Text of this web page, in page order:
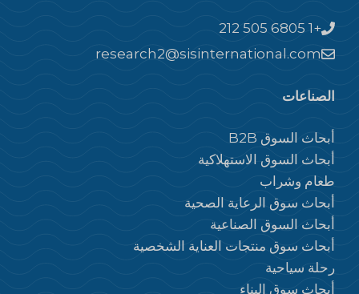
+1 212 505 6805
research2@sisinternational.com
الصناعات
أبحاث السوق B2B
أبحاث السوق الاستهلاكية
طعام وشراب
أبحاث سوق الرعاية الصحية
أبحاث السوق الصناعية
أبحاث سوق منتجات العناية الشخصية
رحلة سياحية
أبحاث سوق البناء